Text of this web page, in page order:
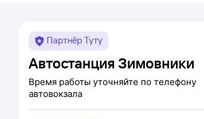
Партнёр Туту
Автостанция Зимовники
Время работы уточняйте по телефону
автовокзала